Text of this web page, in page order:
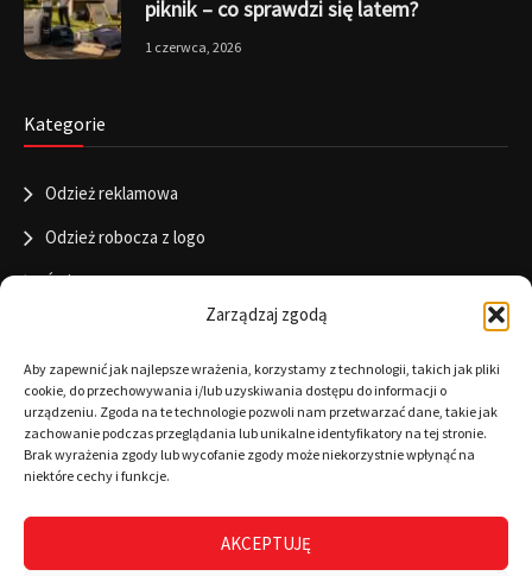
Zarządzaj zgodą
Aby zapewnić jak najlepsze wrażenia, korzystamy z technologii, takich jak pliki
cookie, do przechowywania i/lub uzyskiwania dostępu do informacji o
urządzeniu. Zgoda na te technologie pozwoli nam przetwarzać dane, takie jak
zachowanie podczas przeglądania lub unikalne identyfikatory na tej stronie.
Brak wyrażenia zgody lub wycofanie zgody może niekorzystnie wpłynąć na
niektóre cechy i funkcje.
AKCEPTUJĘ
piknik – co sprawdzi się latem?
1 czerwca, 2026
Kategorie
Odzież reklamowa
Odzież robocza z logo
Święta
Informacje
RODO
Polityka cookies
Regulamin
Warunki płatności